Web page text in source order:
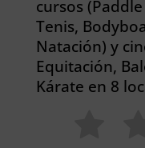
cursos
Tenis,
Natación) y
Equitación,
Kárate en 8